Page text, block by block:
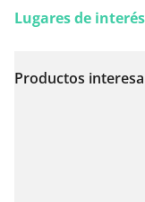
Ver en el
Lugares de interés
Productos